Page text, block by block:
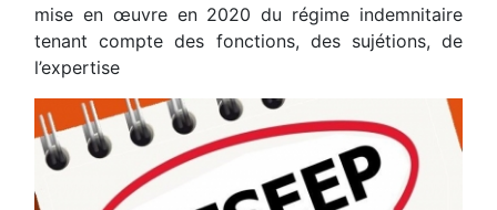
mise en œuvre en 2020 du régime indemnitaire
tenant compte des fonctions, des sujétions, de
l’expertise